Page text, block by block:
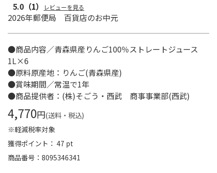
5.0 （1） レビューを見る
2026年郵便局 百貨店のお中元
●商品内容／青森県産りんご100％ストレートジュース
1L×6
●原料原産地：りんご(青森県産)
●賞味期間／常温で1年
●商品提供者：(株)そごう・西武 商事事業部(西武)
4,770円(送料・税込)
※軽減税率対象
獲得ポイント： 47 pt
商品番号
8095346341